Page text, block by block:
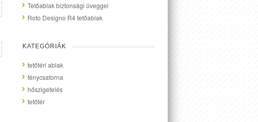
Tetőablak biztonsági üveggel
Roto Designo R4 tetőablak
KATEGÓRIÁK
tetőtéri ablak
fénycsatorna
hőszigetelés
tetőtér